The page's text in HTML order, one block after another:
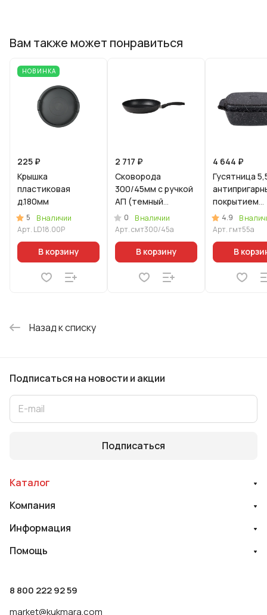
Вам также может понравиться
НОВИНКА
225 ₽
Крышка
пластиковая
д.180мм
5
В наличии
Арт. LD18.00P
В корзину
2 717 ₽
Сковорода
300/45мм с ручкой
АП (темный
мрамор)
0
В наличии
Арт.смт300/45а
В корзину
4 644 ₽
Гусятница
покрытием
(темный
4.9
В
Арт. гмт55а
В
Назад к списку
Подписаться на новости и акции
Подписаться
Каталог
Компания
Информация
Помощь
8 800 222 92 59
market@kukmara.com